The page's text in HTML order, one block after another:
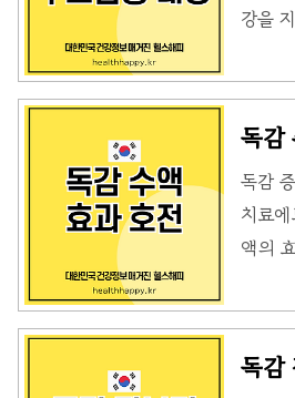
강을
어떻
해 발
며, 감
이러
독감
독감
치료
액의
니다.
세요.
독감